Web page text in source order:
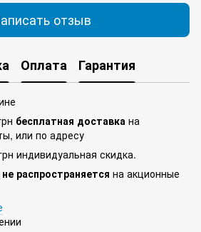
отзыв
Оплата Гарантия
бесплатная доставка на
или по адресу
индивидуальная скидка.
не распространяется на акционные